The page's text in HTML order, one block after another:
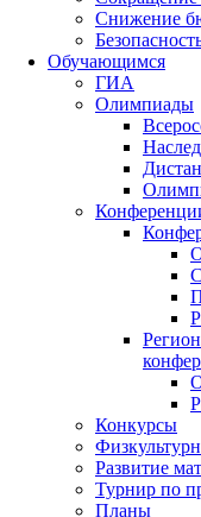
Снижение
Обучающимся
ГИА
Олимпиады
Конкурсы
Развитие
Турнир по
Планы